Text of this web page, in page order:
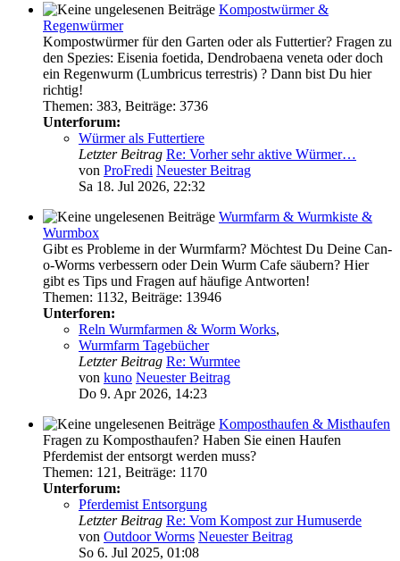
Kompostwürmer &
Regenwürmer
Kompostwürmer für den Garten oder als Futtertier? Fragen zu
den Spezies: Eisenia foetida, Dendrobaena veneta oder doch
ein Regenwurm (Lumbricus terrestris) ? Dann bist Du hier
richtig!
Themen: 383, Beiträge: 3736
Unterforum:
Würmer als Futtertiere
Letzter Beitrag Re: Vorher sehr aktive Würmer…
von ProFredi Neuester Beitrag
Sa 18. Jul 2026, 22:32
Wurmfarm & Wurmkiste &
Wurmbox
Gibt es Probleme in der Wurmfarm? Möchtest Du Deine Can-
o-Worms verbessern oder Dein Wurm Cafe säubern? Hier
gibt es Tips und Fragen auf häufige Antworten!
Themen: 1132, Beiträge: 13946
Unterforen:
Reln Wurmfarmen & Worm Works,
Wurmfarm Tagebücher
Letzter Beitrag Re: Wurmtee
von kuno Neuester Beitrag
Do 9. Apr 2026, 14:23
Komposthaufen & Misthaufen
Fragen zu Komposthaufen? Haben Sie einen Haufen
Pferdemist der entsorgt werden muss?
Themen: 121 , Beiträge: 1170
Unterforum:
Pferdemist Entsorgung
Letzter Beitrag Re: Vom Kompost zur Humuserde
von Outdoor Worms Neuester Beitrag
So 6. Jul 2025, 01:08